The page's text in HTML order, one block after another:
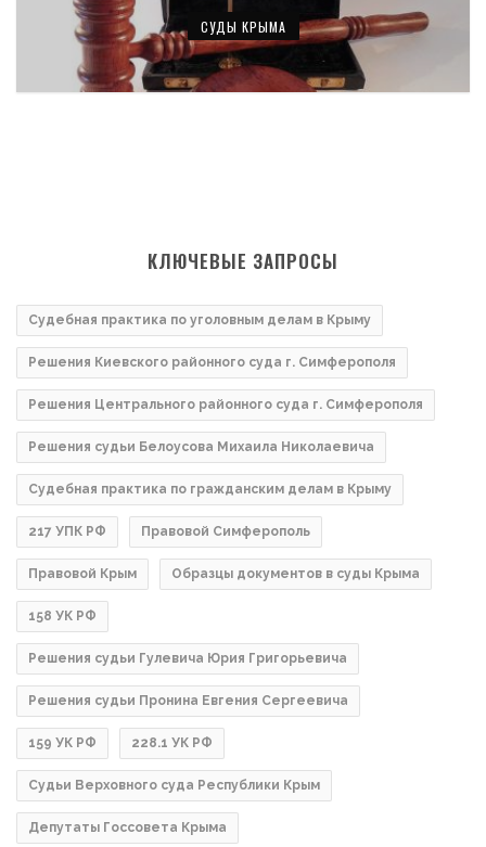
СУДЫ КРЫМА
КЛЮЧЕВЫЕ ЗАПРОСЫ
Судебная практика по уголовным делам в Крыму
Решения Киевского районного суда г. Симферополя
Решения Центрального районного суда г. Симферополя
Решения судьи Белоусова Михаила Николаевича
Судебная практика по гражданским делам в Крыму
217 УПК РФ Правовой Симферополь
Правовой Крым Образцы документов в суды Крыма
158 УК РФ
Решения судьи Гулевича Юрия Григорьевича
Решения судьи Пронина Евгения Сергеевича
159 УК РФ 228.1 УК РФ
Судьи Верховного суда Республики Крым
Депутаты Госсовета Крыма